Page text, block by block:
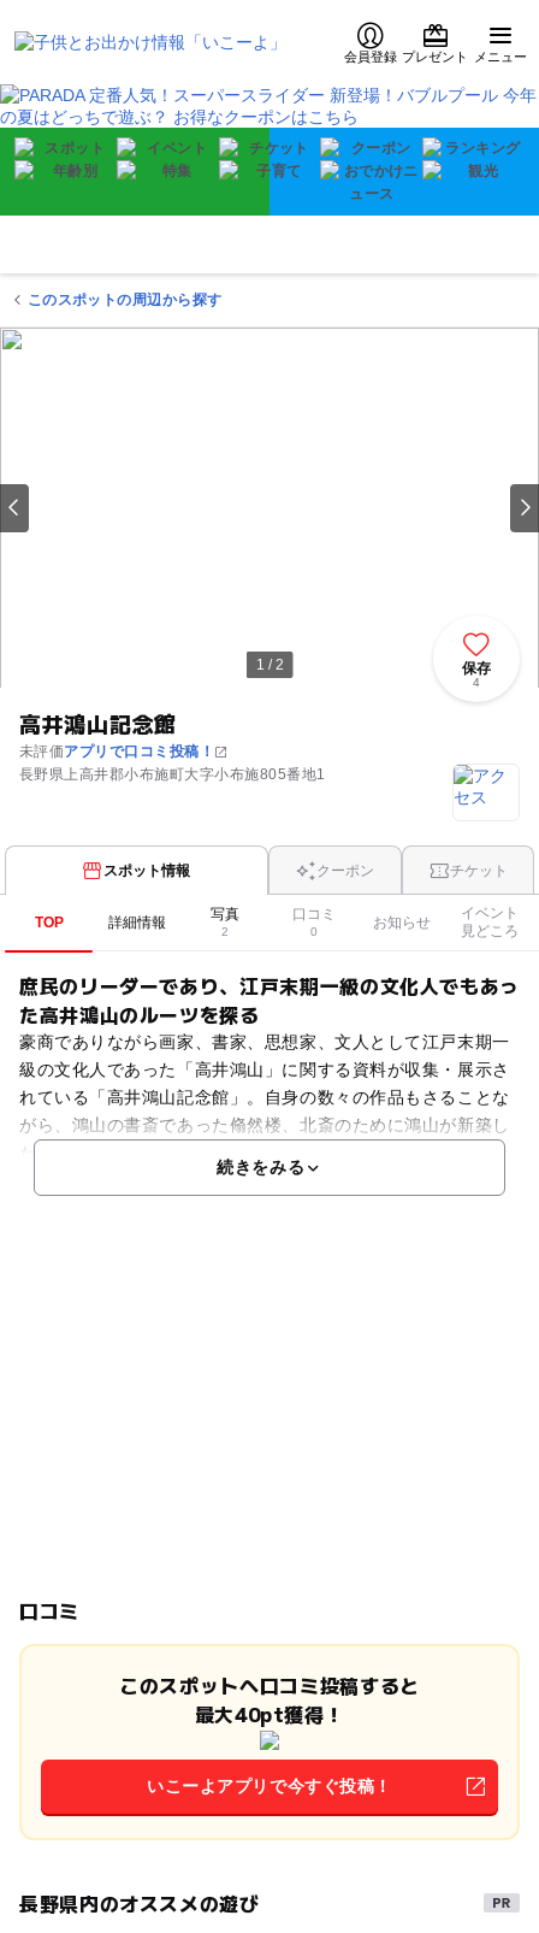
会員登録 プレゼント メニュー
このスポットの周辺から探す
1 / 2
高井鴻山記念館
未評価アプリで口コミ投稿！
長野県上高井郡小布施町大字小布施805番地1
保存
4
スポット情報 クーポン チケット
TOP 詳細情報 写真
2
口コミ
0
お知らせ
イベント
見どころ
庶民のリーダーであり、江戸末期一級の文化人でもあっ
た高井鴻山のルーツを探る
豪商でありながら画家、書家、思想家、文人として江戸末期一
級の文化人であった「高井鴻山」に関する資料が収集・展示さ
れている「高井鴻山記念館」。自身の数々の作品もさることな
がら、鴻山の書斎であった翛然楼、北斎のために鴻山が新築し
たアトリエ碧漪軒、鴻山が書庫として使用していた文庫蔵、そ
続きをみる
口コミ
このスポットへ口コミ投稿すると
最大40pt獲得！
いこーよアプリで今すぐ投稿！
長野県内のオススメの遊び